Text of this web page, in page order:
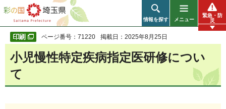
彩の国 埼玉県
情報を探す メニュー
緊急・防
災
ページ番号：71220 掲載日：2025年8月25日
小児慢性特定疾病指定医研修につい
て